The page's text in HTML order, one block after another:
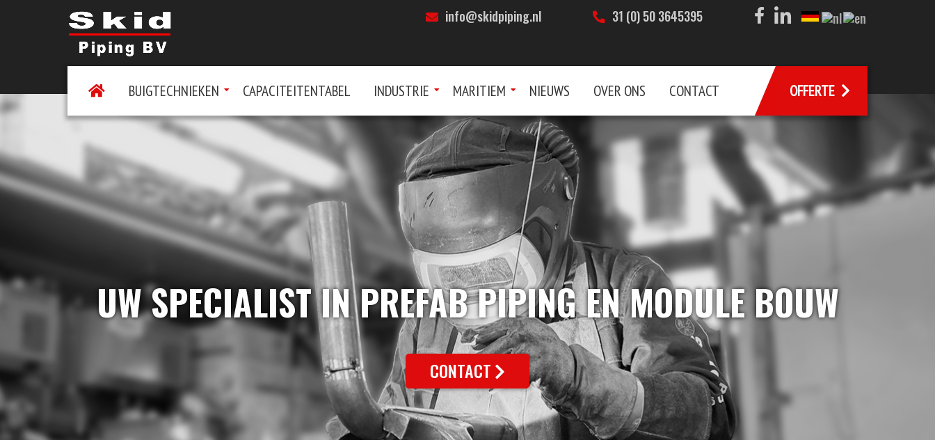
info@skidpiping.nl 31 (0) 50 3645395
BUIGTECHNIEKEN CAPACITEITENTABEL INDUSTRIE MARITIEM NIEUWS OVER ONS CONTACT OFFERTE
UW SPECIALIST IN PREFAB PIPING EN MODULE BOUW
CONTACT